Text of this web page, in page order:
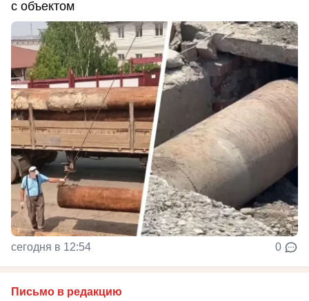
с объектом
сегодня в 12:54 0
Письмо в редакцию